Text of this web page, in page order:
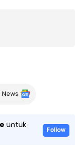
untuk
Follow